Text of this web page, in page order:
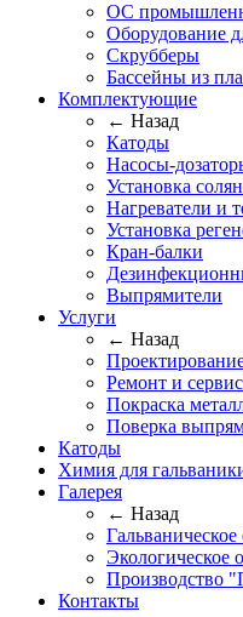
ОС
Оборудование
Скрубберы
Бассейны из
Комплектующие
← Назад
Катоды
Насосы-
Установка
Нагреватели и
Установка
Кран-балки
Выпрямители
Услуги
← Назад
Ремонт и
Покраска
Поверка
Катоды
Химия для
Галерея
← Назад
Экологическое
Производство
Контакты